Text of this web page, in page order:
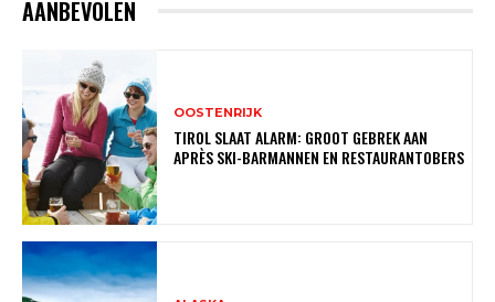
AANBEVOLEN
OOSTENRIJK
TIROL SLAAT ALARM: GROOT GEBREK AAN
APRÈS SKI-BARMANNEN EN RESTAURANTOBERS